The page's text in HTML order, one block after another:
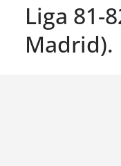
Liga 81-
Madrid).